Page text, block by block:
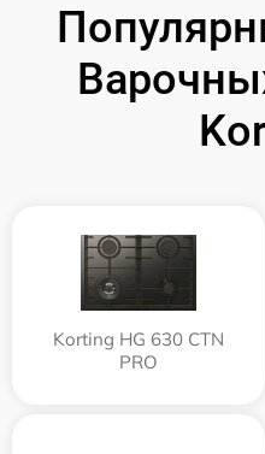
Korting HG 630 CTN
PRO